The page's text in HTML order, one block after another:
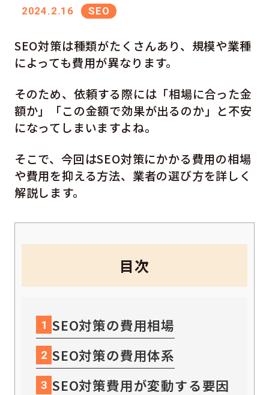
2024.2.16 SEO
SEO対策は種類がたくさんあり、規模や業種
によっても費用が異なります。
そのため、依頼する際には「相場に合った金
額か」「この金額で効果が出るのか」と不安
になってしまいますよね。
そこで、今回はSEO対策にかかる費用の相場
や費用を抑える方法、業者の選び方を詳しく
解説します。
目次
1 SEO対策の費用相場
2 SEO対策の費用体系
3 SEO対策費用が変動する要因